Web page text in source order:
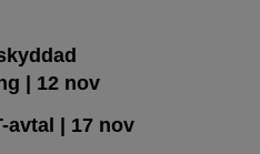
| 12 nov
avtal | 17 nov